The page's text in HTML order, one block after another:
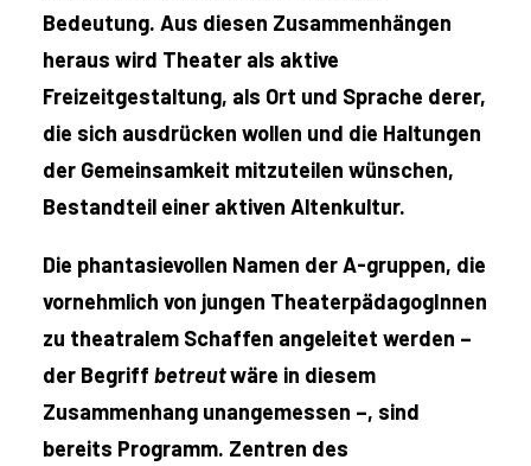
Bedeutung. Aus diesen Zusammenhängen
heraus wird Theater als aktive
Freizeitgestaltung, als Ort und Sprache derer,
die sich ausdrücken wollen und die Haltungen
der Gemeinsamkeit mitzuteilen wünschen,
Bestandteil einer aktiven Altenkultur.
Die phantasievollen Namen der A-gruppen, die
vornehmlich von jungen TheaterpädagogInnen
zu theatralem Schaffen angeleitet werden –
der Begriff betreutwäre in diesem
Zusammenhang unangemessen –, sind
bereits Programm. Zentren des